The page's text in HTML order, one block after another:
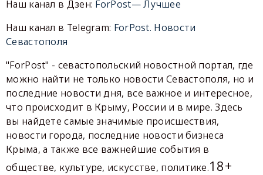
Наш канал в Дзен: ForPost— Лучшее
Наш канал в Telegram: ForPost. Новости
Севастополя
"ForPost" - севастопольский новостной портал, где
можно найти не только новости Севастополя, но и
последние новости дня, все важное и интересное,
что происходит в Крыму, России и в мире. Здесь
вы найдете самые значимые происшествия,
новости города, последние новости бизнеса
Крыма, а также все важнейшие события в
обществе, культуре, искусстве, политике.18+